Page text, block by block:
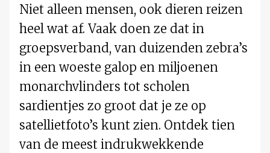
Niet alleen mensen, ook dieren reizen
heel wat af. Vaak doen ze dat in
groepsverband, van duizenden zebra’s
in een woeste galop en miljoenen
monarchvlinders tot scholen
sardientjes zo groot dat je ze op
satellietfoto’s kunt zien. Ontdek tien
van de meest indrukwekkende